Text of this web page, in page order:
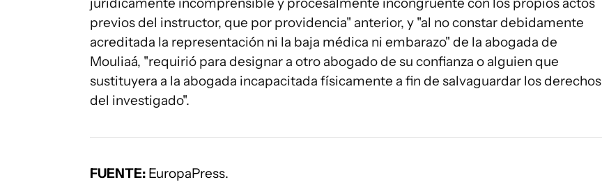
previos del instructor, que por providencia" anterior, y "al no constar debidamente
acreditada la representación ni la baja médica ni embarazo" de la abogada de
Mouliaá, "requirió para designar a otro abogado de su confianza o alguien que
sustituyera a la abogada incapacitada físicamente a fin de salvaguardar los derechos
del investigado".
FUENTE: EuropaPress.